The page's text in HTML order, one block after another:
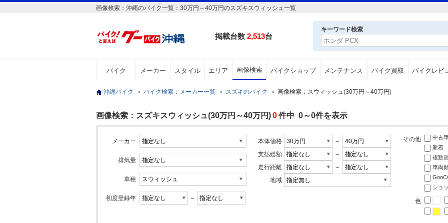
画像検索：沖縄のバイク一覧：30万円～40万円のスズキスウィッシュ一覧
掲載台数 2,513台
キーワード検索
バイク メーカー スタイル エリア 画像検索 バイクショップ メンテナンス バイク買取 バイクレビ
沖縄バイク ＞ バイク検索：メーカー一覧 ＞ スズキのバイク ＞ 画像検索：スウィッシュ(30万円～40万円)
画像検索：スズキスウィッシュ(30万円～40万円)0件中 0～0件を表示
メーカー
排気量
車種
初度登録年 ～
本体価格
～
支払総額
～
走行距離
～
地域
その他 中古
新着
複数
車両
ショ
色